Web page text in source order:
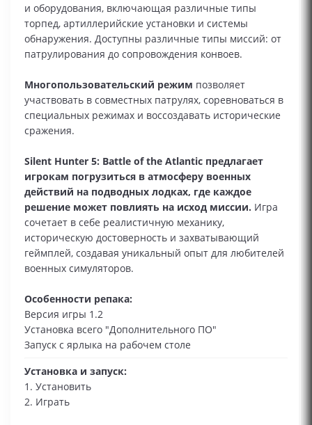
и оборудования, включающая различные типы
торпед, артиллерийские установки и системы
обнаружения. Доступны различные типы миссий: от
патрулирования до сопровождения конвоев.
Многопользовательский режим позволяет
участвовать в совместных патрулях, соревноваться в
специальных режимах и воссоздавать исторические
сражения.
Silent Hunter 5: Battle of the Atlantic предлагает
игрокам погрузиться в атмосферу военных
действий на подводных лодках, где каждое
решение может повлиять на исход миссии. Игра
сочетает в себе реалистичную механику,
историческую достоверность и захватывающий
геймплей, создавая уникальный опыт для любителей
военных симуляторов.
Особенности репака:
Версия игры 1.2
Установка всего "Дополнительного ПО"
Запуск с ярлыка на рабочем столе
Установка и запуск:
1. Установить
2. Играть